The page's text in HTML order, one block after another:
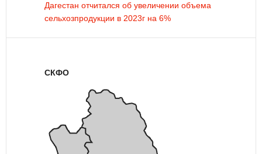
Дагестан отчитался об увеличении объема
сельхозпродукции в 2023г на 6%
СКФО